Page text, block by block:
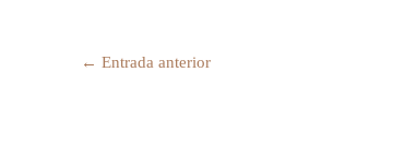
← Entrada anterior